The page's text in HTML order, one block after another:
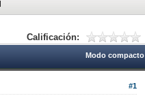
Calificación:
Modo compacto
#1